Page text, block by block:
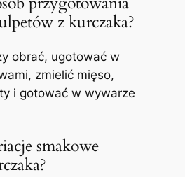
z kurczaka?
obrać, ugotować w
zmielić mięso,
i gotować w wywarze
smakowe